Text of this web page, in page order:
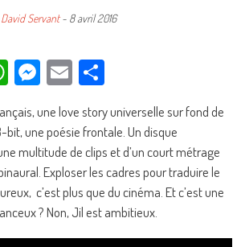
David Servant- 8 avril 2016
WhatsApp
Messenger
EmailPartager
une love story universelle sur fond de
une poésie frontale. Un disque
multitude de clips et d’un court métrage
Exploser les cadres pour traduire le
c’est plus que du cinéma. Et c’est une
? Non, Jil est ambitieux.